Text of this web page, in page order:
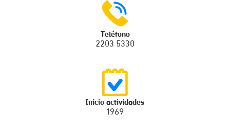
Teléfono
2203 5330
Inicio actividades
1969